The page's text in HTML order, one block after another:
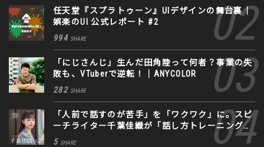
任天堂『スプラトゥーン』UIデザインの舞台裏｜
娯楽のUI 公式レポート #2
994 SHARE
「にじさんじ」生んだ田角陸って何者？事業の失
敗も、VTuberで逆転！｜ANYCOLOR
282 SHARE
「人前で話すのが苦手」を「ワクワク」に。スピ
ーチライター千葉佳織が「話し方トレーニング」
に込めた思い
5 SHARE